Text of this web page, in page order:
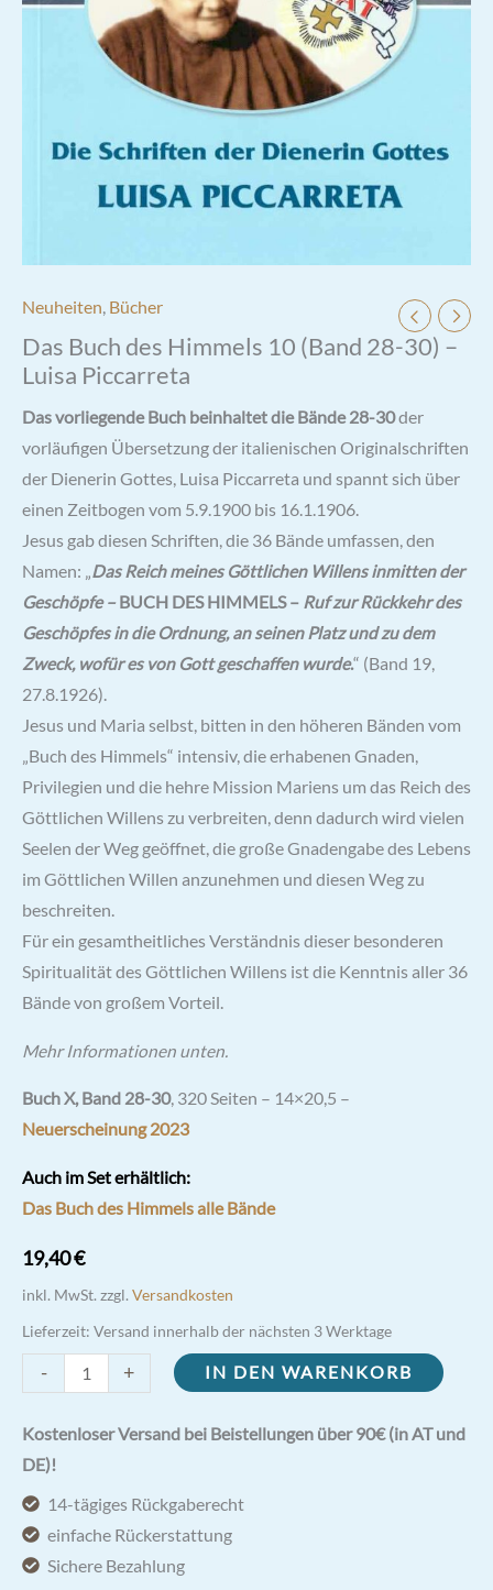
Neuheiten, Bücher
Das Buch des Himmels 10 (Band 28-30) –
Luisa Piccarreta
Das vorliegende Buch beinhaltet die Bände 28-30der
vorläufigen Übersetzung der italienischen Originalschriften
der Dienerin Gottes, Luisa Piccarreta und spannt sich über
einen Zeitbogen vom 5.9.1900 bis 16.1.1906.
Jesus gab diesen Schriften, die 36 Bände umfassen, den
Namen: „Das Reich meines Göttlichen Willens inmitten der
Geschöpfe –BUCH DES HIMMELS – Ruf zur Rückkehr des
Geschöpfes in die Ordnung, an seinen Platz und zu dem
Zweck, wofür es von Gott geschaffen wurde.“ (Band 19,
27.8.1926).
Jesus und Maria selbst, bitten in den höheren Bänden vom
„Buch des Himmels“ intensiv, die erhabenen Gnaden,
Privilegien und die hehre Mission Mariens um das Reich des
Göttlichen Willens zu verbreiten, denn dadurch wird vielen
Seelen der Weg geöffnet, die große Gnadengabe des Lebens
im Göttlichen Willen anzunehmen und diesen Weg zu
beschreiten.
Für ein gesamtheitliches Verständnis dieser besonderen
Spiritualität des Göttlichen Willens ist die Kenntnis aller 36
Bände von großem Vorteil.
Mehr Informationen unten.
Buch X, Band 28-30, 320 Seiten – 14×20,5 –
Neuerscheinung 2023
Auch im Set erhältlich:
Das Buch des Himmels alle Bände
19,40€
inkl. MwSt. zzgl. Versandkosten
Lieferzeit: Versand innerhalb der nächsten 3 Werktage
-
Buch
des
Himmels
+ IN DEN WARENKORB
Kostenloser Versand bei Beistellungen über 90€ (in AT und
DE)!
14-tägiges Rückgaberecht
einfache Rückerstattung
Sichere Bezahlung